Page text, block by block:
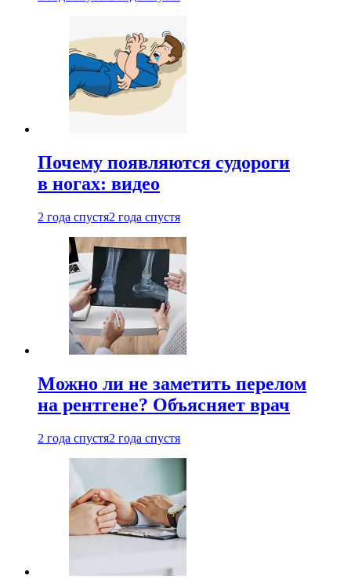
Почему появляются судороги
в ногах: видео
2 года спустя2 года спустя
Можно ли не заметить перелом
на рентгене? Объясняет врач
2 года спустя2 года спустя